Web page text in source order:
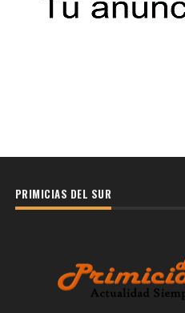
PRIMICIAS DEL SUR